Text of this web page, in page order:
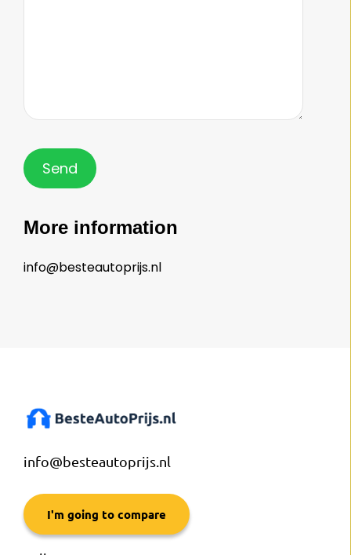
More information
info@besteautoprijs.nl
info@besteautoprijs.nl
I'm going to compare